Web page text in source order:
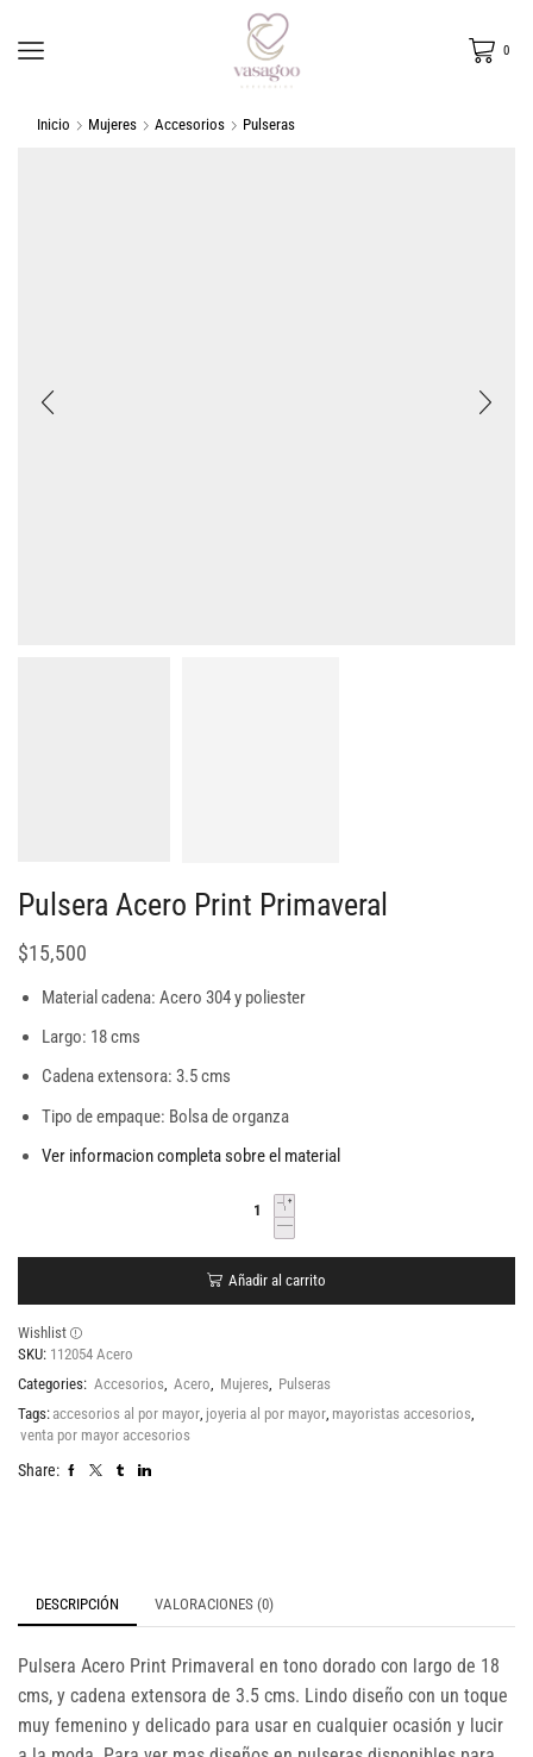
0
Inicio Mujeres Accesorios Pulseras
Pulsera Acero Print Primaveral
$15,500
Material cadena: Acero 304 y poliester
Largo: 18 cms
Cadena extensora: 3.5 cms
Tipo de empaque: Bolsa de organza
Ver informacion completa sobre el material
Añadir al carrito
Wishlist
SKU: 112054 Acero
Categories: Accesorios Acero Mujeres Pulseras
Tags: accesorios al por mayor joyeria al por mayor mayoristas accesorios
venta por mayor accesorios
Share:
DESCRIPCIÓN VALORACIONES (0)
Pulsera Acero Print Primaveral en tono dorado con largo de 18
cms, y cadena extensora de 3.5 cms. Lindo diseño con un toque
muy femenino y delicado para usar en cualquier ocasión y lucir